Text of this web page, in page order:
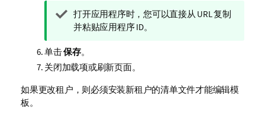
提
示
释
打开应用程序时，您可以直接从 URL 复制
并粘贴应用程序 ID。
单击保存。
关闭加载项或刷新页面。
如果更改租户，则必须安装新租户的清单文件才能编辑模
板。